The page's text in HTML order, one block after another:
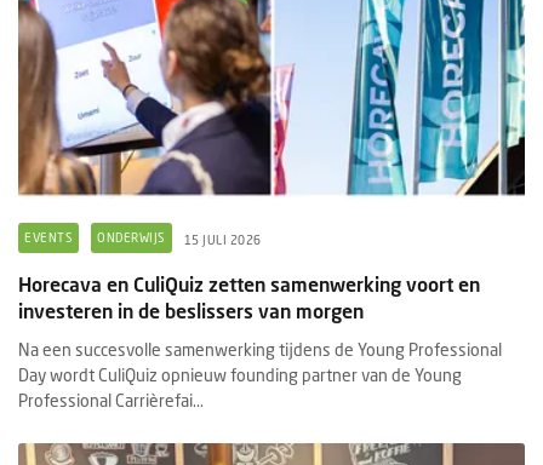
EVENTS ONDERWIJS 15 JULI 2026
Horecava en CuliQuiz zetten samenwerking voort en
investeren in de beslissers van morgen
Na een succesvolle samenwerking tijdens de Young Professional
Day wordt CuliQuiz opnieuw founding partner van de Young
Professional Carrièrefai...